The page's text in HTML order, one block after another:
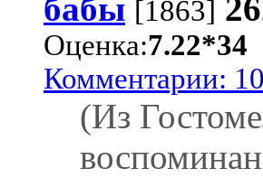
бабы [1863]
Оценка:7.22*34
Комментарии:
(Из